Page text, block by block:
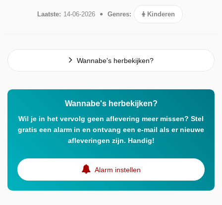
Laatste: 14-06-2026 Genres: Kinderen
Wannabe's herbekijken?
Wannabe's herbekijken?
Wil je in het vervolg geen aflevering meer missen? Stel
gratis een alarm in en ontvang een e-mail als er nieuwe
afleveringen zijn. Handig!
Alarm instellen